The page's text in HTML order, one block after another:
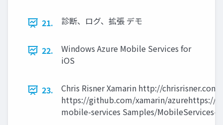
21. 診断、ログ、拡張 デモ
22.
Windows Azure Mobile Services for
iOS
23.
Chris Risner Xamarin http://
https://github.com/xamarin/azurehttps://
mobile-services Samples/MobileServices-